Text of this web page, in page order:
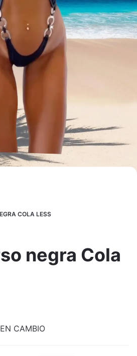
COLA LESS
negra Cola
CAMBIO